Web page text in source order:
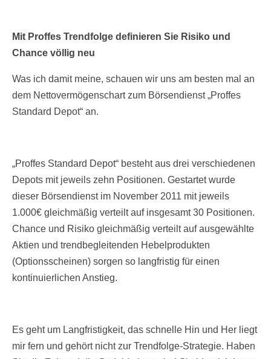
Mit Proffes Trendfolge definieren Sie Risiko und
Chance völlig neu
Was ich damit meine, schauen wir uns am besten mal an
dem Nettovermögenschart zum Börsendienst „Proffes
Standard Depot“ an.
„Proffes Standard Depot“ besteht aus drei verschiedenen
Depots mit jeweils zehn Positionen. Gestartet wurde
dieser Börsendienst im November 2011 mit jeweils
1.000€ gleichmäßig verteilt auf insgesamt 30 Positionen.
Chance und Risiko gleichmäßig verteilt auf ausgewählte
Aktien und trendbegleitenden Hebelprodukten
(Optionsscheinen) sorgen so langfristig für einen
kontinuierlichen Anstieg.
Es geht um Langfristigkeit, das schnelle Hin und Her liegt
mir fern und gehört nicht zur Trendfolge-Strategie. Haben